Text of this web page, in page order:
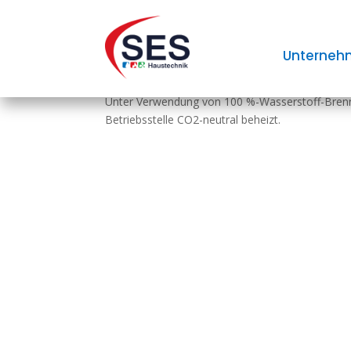
Heizen mit 100 %
Unter Verwendung von 100 %-Wasserstoff-
Betriebsstelle CO2-neutral beheizt.